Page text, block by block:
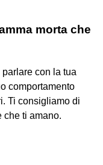
morta che
con la tua
comportamento
Ti consigliamo di
che ti amano.